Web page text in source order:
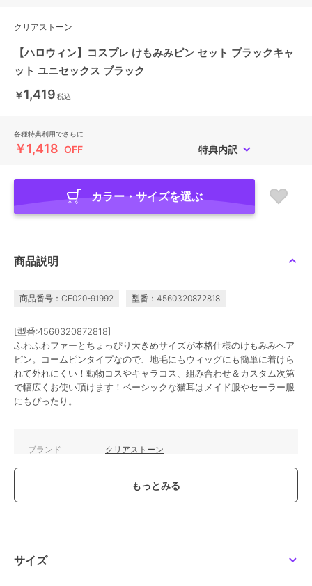
クリアストーン
【ハロウィン】コスプレ けもみみピン セット ブラックキャ
ット ユニセックス ブラック
￥1,419 税込
各種特典利用でさらに
￥1,418 OFF 特典内訳
カラー・サイズを選ぶ
商品説明
商品番号：CF020-91992 型番：4560320872818
[型番:4560320872818]
ふわふわファーとちょっぴり大きめサイズが本格仕様のけもみみヘア
ピン。コームピンタイプなので、地毛にもウィッグにも簡単に着けら
れて外れにくい！動物コスやキャラコス、組み合わせ＆カスタム次第
で幅広くお使い頂けます！ベーシックな猫耳はメイド服やセーラー服
にもぴったり。
ブランド クリアストーン
ショップ Maris Japan
その他ファッション
（仮装）・パーティグッズ
サイズ